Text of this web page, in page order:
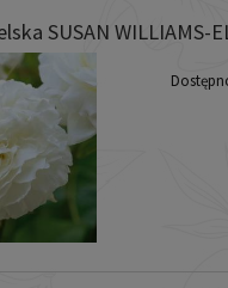
SUSAN WILLIAMS-